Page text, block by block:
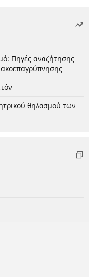
Πηγές αναζήτησης
θηλασμού των